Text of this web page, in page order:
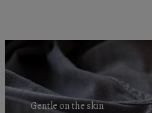
Gentle on the skin